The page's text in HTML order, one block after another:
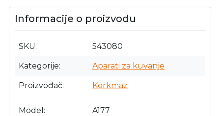
Informacije o proizvodu
SKU 543080
Kategorije Aparati za kuvanje
Proizvođač Korkmaz
Model A177